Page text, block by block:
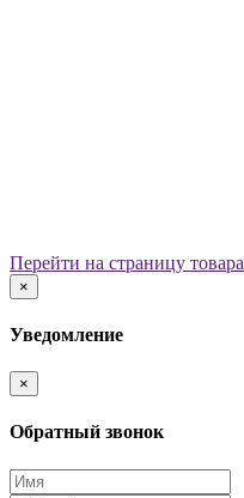
Игровые элементы
Качалки на пружине
Домики-беседки
Перейти на страницу товара
×
Уведомление
×
Обратный звонок